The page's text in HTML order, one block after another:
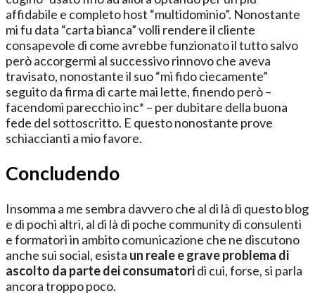
affidabile e completo host “multidominio”. Nonostante
mi fu data “carta bianca” volli rendere il cliente
consapevole di come avrebbe funzionato il tutto salvo
però accorgermi al successivo rinnovo che aveva
travisato, nonostante il suo “mi fido ciecamente”
seguito da firma di carte mai lette, finendo però –
facendomi parecchio inc* – per dubitare della buona
fede del sottoscritto. E questo nonostante prove
schiaccianti a mio favore.
Concludendo
Insomma a me sembra davvero che al di là di questo blog
e di pochi altri, al di là di poche community di consulenti
e formatori in ambito comunicazione che ne discutono
anche sui social, esista un reale e grave problema di
ascolto da parte dei consumatoridi cui, forse, si parla
ancora troppo poco.